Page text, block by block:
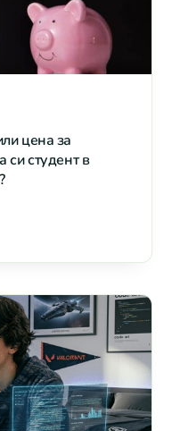
цена за
си студент в